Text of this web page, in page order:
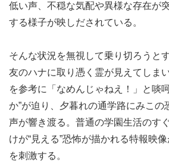
低い声、不穏な気配や異様な存在が
する様子が映しだされている。
そんな状況を無視して乗り切ろうと
友のハナに取り憑く霊が見えてしま
を参考に「なめんじゃねえ！」と啖
か”が迫り、夕暮れの通学路にみこの
声が響き渡る。普通の学園生活のす
けが“見える”恐怖が描かれる特報映
を刺激する。